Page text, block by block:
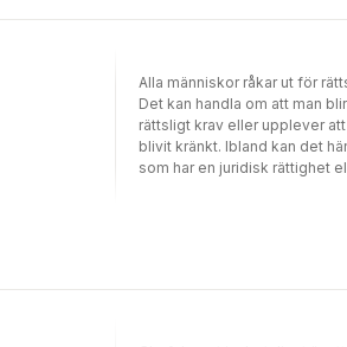
uttag av allmän
(pågående
säkerhetsprövning).
Alla människor råkar ut för
Det kan handla om att man
rättsligt krav eller upplever att
blivit kränkt. Ibland kan det
som har en juridisk rättighet
erfarenhet har jag kunnat